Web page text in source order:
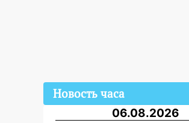
Новость часа
06.08.2026